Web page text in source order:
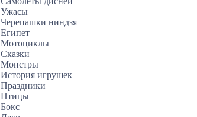
Ужасы
Черепашки ниндзя
Египет
Мотоциклы
Сказки
Монстры
История игрушек
Праздники
Птицы
Бокс